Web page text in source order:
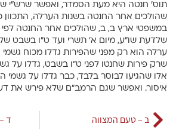
תוס’ חנטה היא מעת הסמדר, ואפשר שרש”י
שהולכים אחר החנטה בשנות הערלה, התכוון
במשפטי ארץ ב, ב, שהולכים אחר החנטה
שלדעת שו”ע, מיום א’ תשרי ועד ט”ו בשבט
ערלה הוא רק מפני שהפירות גדלו מכוח
שרק פירות שחנטו לפני ט”ו בשבט, גדלו על
אלו שהגיעו לבוסר בלבד, כבר גדלו על
איסור. ואפשר שגם הרמב”ם שלא פירש את
ב – טעם המצווה ד